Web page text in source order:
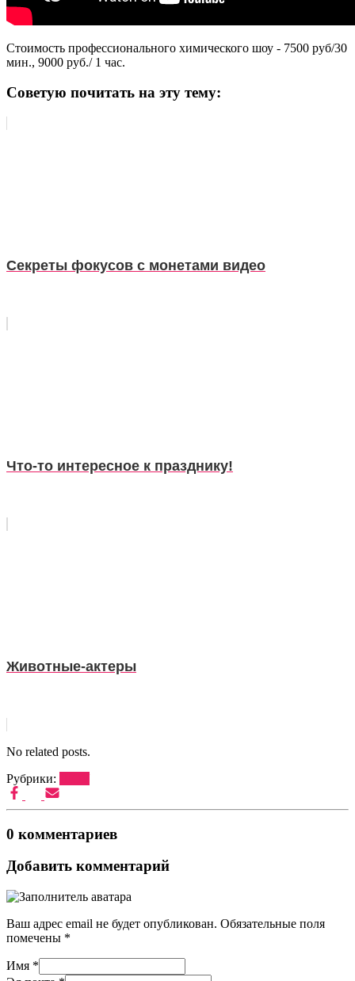
Стоимость профессионального химического шоу - 7500 руб/30
мин., 9000 руб./ 1 час.
Советую почитать на эту тему:
Секреты фокусов с монетами видео
Что-то интересное к празднику!
Животные-актеры
No related posts.
Рубрики:
0 комментариев
Добавить комментарий
Ваш адрес email не будет опубликован. Обязательные поля
помечены *
Имя *